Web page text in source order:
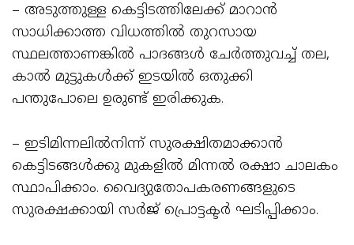
– അടുത്തുള്ള കെട്ടിടത്തിലേക്ക് മാറാൻ
സാധിക്കാത്ത വിധത്തിൽ തുറസായ
സ്ഥലത്താണങ്കിൽ പാദങ്ങൾ ചേർത്തുവച്ച്‌ തല,
കാൽ മുട്ടുകൾക്ക്‌ ഇടയിൽ ഒതുക്കി
പന്തുപോലെ ഉരുണ്ട്‌ ഇരിക്കുക.
– ഇടിമിന്നലിൽനിന്ന് സുരക്ഷിതമാക്കാൻ
കെട്ടിടങ്ങൾക്കു മുകളിൽ മിന്നൽ രക്ഷാ ചാലകം
സ്ഥാപിക്കാം. വൈദ്യുതോപകരണങ്ങളുടെ
സുരക്ഷക്കായി സർജ് പ്രൊട്ടക്ടർ ഘടിപ്പിക്കാം.